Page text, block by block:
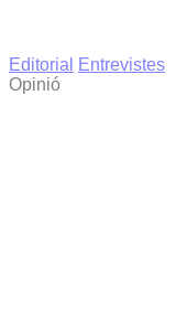
Editorial
Entrevistes
Opinió